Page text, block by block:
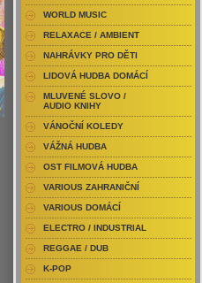
WORLD MUSIC
RELAXACE / AMBIENT
NAHRÁVKY PRO DĚTI
LIDOVÁ HUDBA DOMÁCÍ
MLUVENÉ SLOVO /
AUDIO KNIHY
VÁNOČNÍ KOLEDY
VÁŽNÁ HUDBA
OST FILMOVÁ HUDBA
VARIOUS ZAHRANIČNÍ
VARIOUS DOMÁCÍ
ELECTRO / INDUSTRIAL
REGGAE / DUB
K-POP